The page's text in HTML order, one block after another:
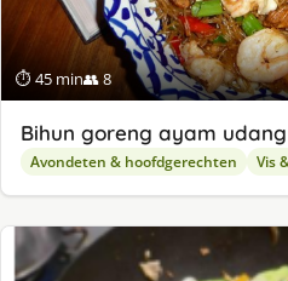
⏱ 45 min👥 8
Bihun goreng ayam udang
Avondeten & hoofdgerechten Vis